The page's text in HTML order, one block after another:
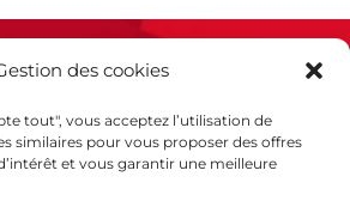
des cookies
tout", vous acceptez l’utilisation de
similaires pour vous proposer des offres
et vous garantir une meilleure
Espace presse